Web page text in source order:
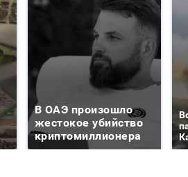
В ОАЭ произошло
жестокое убийство
криптомиллионера